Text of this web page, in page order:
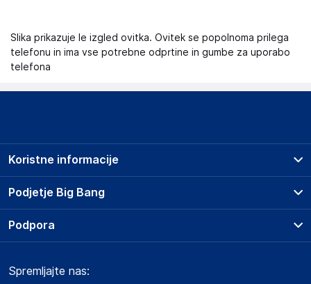
Slika prikazuje le izgled ovitka. Ovitek se popolnoma prilega
telefonu in ima vse potrebne odprtine in gumbe za uporabo
telefona
Podjetje Big Bang
O podjetju
Obvestila za javnost
Koristne informacije
Prodajna mesta
Storitve
Dostava, vnos in odvoz
Podpora
Marketplace
Spremljajte nas: